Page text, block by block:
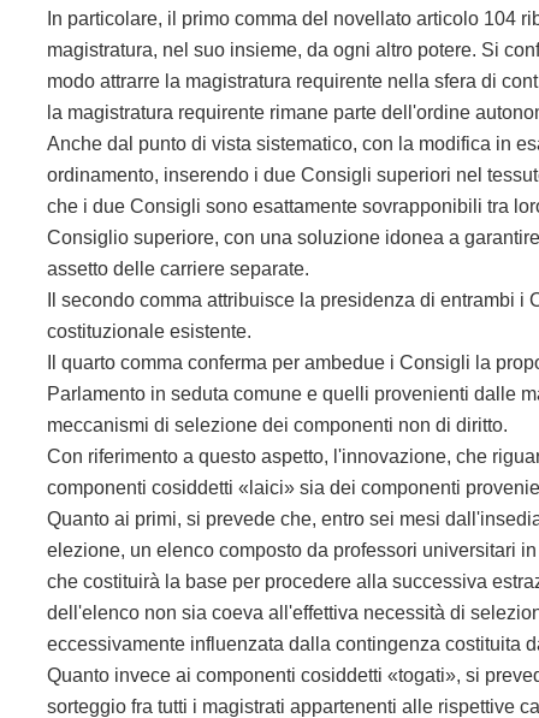
In particolare, il primo comma del novellato articolo 104
magistratura, nel suo insieme, da ogni altro potere. Si
modo attrarre la magistratura requirente nella sfera di
la magistratura requirente rimane parte dell'ordine
Anche dal punto di vista sistematico, con la modifica in
ordinamento, inserendo i due Consigli superiori nel
che i due Consigli sono esattamente sovrapponibili tra
Consiglio superiore, con una soluzione idonea a
assetto delle carriere separate.
Il secondo comma attribuisce la presidenza di entrambi
costituzionale esistente.
Il quarto comma conferma per ambedue i Consigli la
Parlamento in seduta comune e quelli provenienti dalle
meccanismi di selezione dei componenti non di diritto.
Con riferimento a questo aspetto, l'innovazione, che
componenti cosiddetti «laici» sia dei componenti
Quanto ai primi, si prevede che, entro sei mesi
elezione, un elenco composto da professori universitari
che costituirà la base per procedere alla successiva
dell'elenco non sia coeva all'effettiva necessità di
eccessivamente influenzata dalla contingenza costituita
Quanto invece ai componenti cosiddetti «togati», si
sorteggio fra tutti i magistrati appartenenti alle rispettive